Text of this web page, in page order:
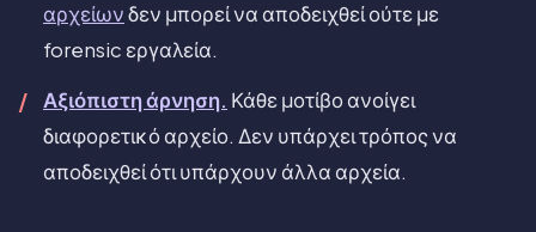
αρχείωνδεν μπορεί να αποδειχθεί ούτε με
forensic εργαλεία.
Αξιόπιστη άρνηση. Κάθε μοτίβο ανοίγει
διαφορετικό αρχείο. Δεν υπάρχει τρόπος να
αποδειχθεί ότι υπάρχουν άλλα αρχεία.